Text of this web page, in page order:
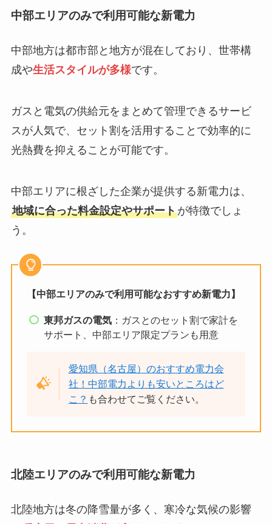
中部エリアのみで利用可能な新電力
中部地方は都市部と地方が混在しており、世帯構
成や生活スタイルが多様です。
ガスと電気の供給元をまとめて管理できるサービ
スが人気で、セット割を活用することで効率的に
光熱費を抑えることが可能です。
中部エリアに根ざした企業が提供する新電力は、
地域に合った料金設定やサポートが特徴でしょ
う。
【中部エリアのみで利用可能なおすすめ新電力】
東邦ガスの電気 ：ガスとのセット割で家計を
サポート、中部エリア限定プランも用意
愛知県（名古屋）のおすすめ電力会
社！中部電力よりも安いところはど
こ？ も合わせてご覧ください。
北陸エリアのみで利用可能な新電力
北陸地方は冬の降雪量が多く、寒冷な気候の影響